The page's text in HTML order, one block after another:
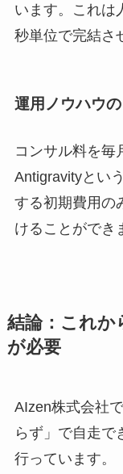
います。これは
秒単位で完結さ
運用ノウハウ
コンサル料を毎
Antigravityとい
する初期費用の
けることができ
結論：これか
が必要
AIzen株式会社
らず」で自走で
行っています。